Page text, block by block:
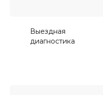
Выездная
диагностика